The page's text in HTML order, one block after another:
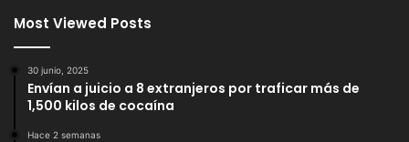
Most Viewed Posts
30 junio, 2025
Envían a juicio a 8 extranjeros por traficar más de
1,500 kilos de cocaína
Hace 2 semanas